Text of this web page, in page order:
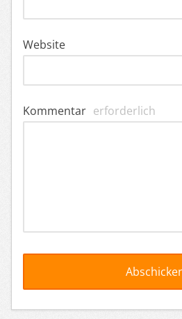
Website
Kommentar erforderlich